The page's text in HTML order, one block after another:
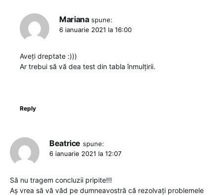
Mariana spune:
6 ianuarie 2021 la 16:00
Aveți dreptate :)))
Ar trebui să vă dea test din tabla înmulțirii.
Reply
Beatrice spune:
6 ianuarie 2021 la 12:07
Să nu tragem concluzii pripite!!!
Aș vrea să vă văd pe dumneavostră că rezolvați problemele